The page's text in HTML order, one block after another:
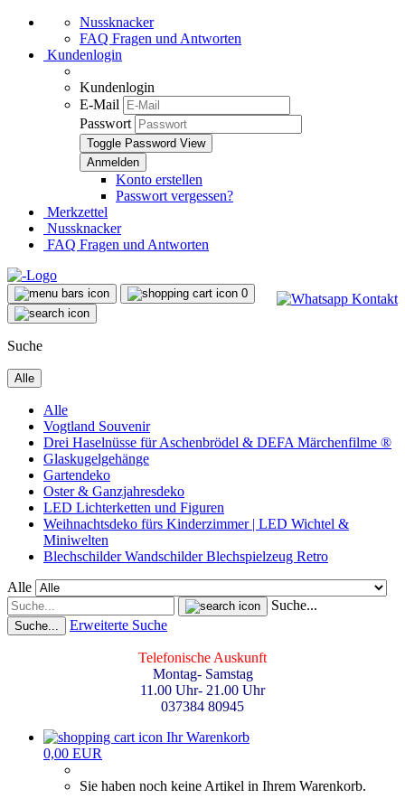
Nussknacker
FAQ Fragen und Antworten
Kundenlogin
Kundenlogin
E-Mail
Passwort
Toggle Password View
Konto erstellen
Passwort vergessen?
Merkzettel
Nussknacker
FAQ Fragen und Antworten
0
Suche
Alle
Alle
Vogtland Souvenir
Drei Haselnüsse für Aschenbrödel & DEFA Märchenfilme ®
Glaskugelgehänge
Gartendeko
Oster & Ganzjahresdeko
LED Lichterketten und Figuren
Weihnachtsdeko fürs Kinderzimmer | LED Wichtel &
Miniwelten
Blechschilder Wandschilder Blechspielzeug Retro
Alle
Suche...
Suche... Erweiterte Suche
Telefonische Auskunft
Montag- Samstag
11.00 Uhr- 21.00 Uhr
037384 80945
Ihr Warenkorb
0,00 EUR
Sie haben noch keine Artikel in Ihrem Warenkorb.